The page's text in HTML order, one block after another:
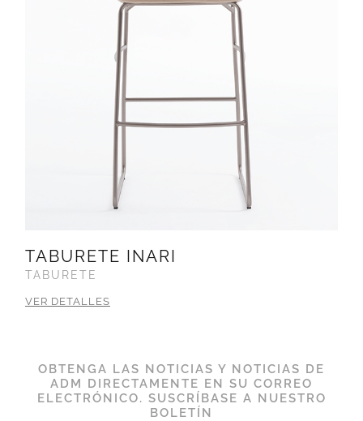
TABURETE INARI
TABURETE
VER DETALLES
OBTENGA LAS NOTICIAS Y NOTICIAS DE
ADM DIRECTAMENTE EN SU CORREO
ELECTRÓNICO. SUSCRÍBASE A NUESTRO
BOLETÍN